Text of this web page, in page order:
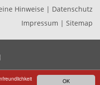
OK
Hinweise | Datenschutz
Impressum | Sitemap